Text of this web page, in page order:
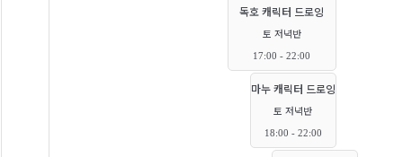
독호 캐릭터 드로잉
토 저녁반
17:00 - 22:00
마누 캐릭터 드로잉
토 저녁반
18:00 - 22:00